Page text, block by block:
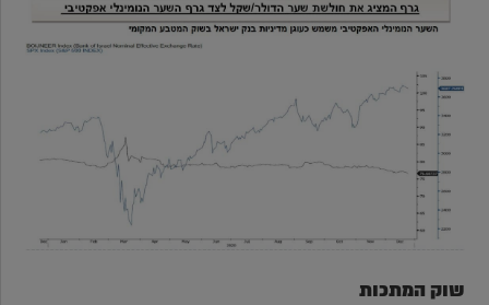
שוק המתכות